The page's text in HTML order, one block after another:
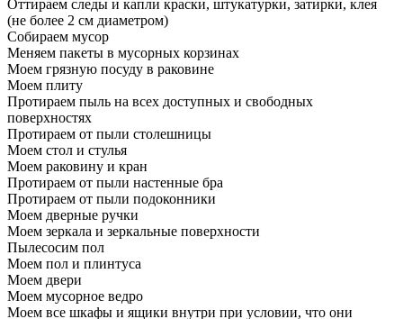
Оттираем следы и капли краски, штукатурки, затирки, клея
(не более 2 см диаметром)
Собираем мусор
Меняем пакеты в мусорных корзинах
Моем грязную посуду в раковине
Моем плиту
Протираем пыль на всех доступных и свободных
поверхностях
Протираем от пыли столешницы
Моем стол и стулья
Моем раковину и кран
Протираем от пыли настенные бра
Протираем от пыли подоконники
Моем дверные ручки
Моем зеркала и зеркальные поверхности
Пылесосим пол
Моем пол и плинтуса
Моем двери
Моем мусорное ведро
Моем все шкафы и ящики внутри при условии, что они